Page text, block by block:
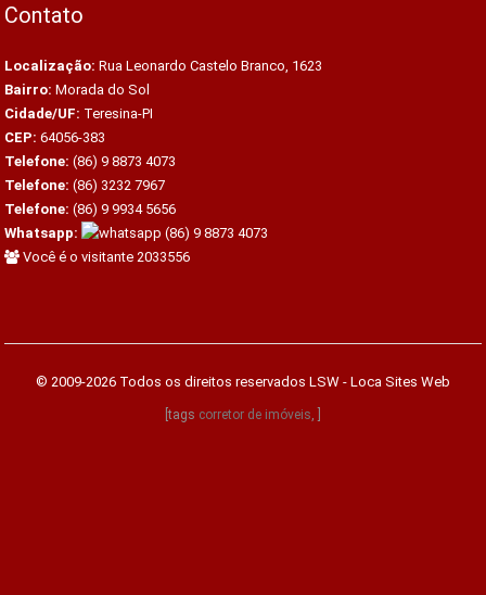
Contato
Localização: Rua Leonardo Castelo Branco, 1623
Bairro: Morada do Sol
Cidade/UF: Teresina-PI
CEP: 64056-383
Telefone: (86) 9 8873 4073
Telefone: (86) 3232 7967
Telefone: (86) 9 9934 5656
Whatsapp:
(86) 9 8873 4073
Você é o visitante 2033556
© 2009-2026 Todos os direitos reservados LSW - Loca Sites Web
[tags corretor de imóveis, ]